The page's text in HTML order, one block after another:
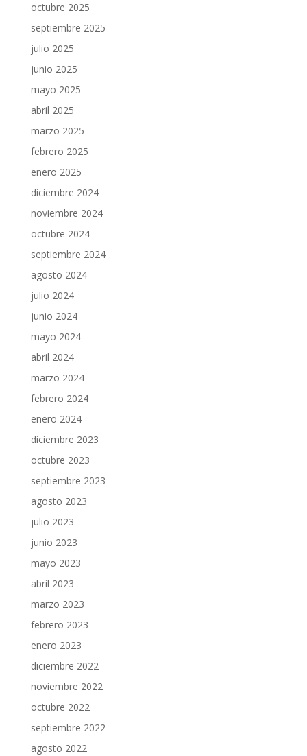
octubre 2025
septiembre 2025
julio 2025
junio 2025
mayo 2025
abril 2025
marzo 2025
febrero 2025
enero 2025
diciembre 2024
noviembre 2024
octubre 2024
septiembre 2024
agosto 2024
julio 2024
junio 2024
mayo 2024
abril 2024
marzo 2024
febrero 2024
enero 2024
diciembre 2023
octubre 2023
septiembre 2023
agosto 2023
julio 2023
junio 2023
mayo 2023
abril 2023
marzo 2023
febrero 2023
enero 2023
diciembre 2022
noviembre 2022
octubre 2022
septiembre 2022
agosto 2022